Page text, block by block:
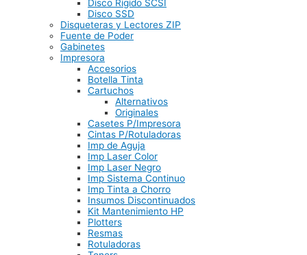
Disco Rigido SCSI
Disco SSD
Disqueteras y Lectores ZIP
Fuente de Poder
Gabinetes
Impresora
Accesorios
Botella Tinta
Cartuchos
Alternativos
Originales
Casetes P/Impresora
Cintas P/Rotuladoras
Imp de Aguja
Imp Laser Color
Imp Laser Negro
Imp Sistema Continuo
Imp Tinta a Chorro
Insumos Discontinuados
Kit Mantenimiento HP
Plotters
Resmas
Rotuladoras